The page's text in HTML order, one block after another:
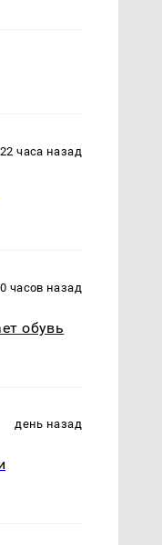
22 часа назад
часов назад
обувь
день назад